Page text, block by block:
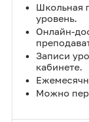
Школьная
уровень.
Онлайн-
Записи
кабинете.
Можно